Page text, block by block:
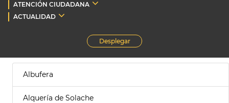
ATENCIÓN CIUDADANA
ACTUALIDAD
Desplegar
Albufera
Alquería de Solache